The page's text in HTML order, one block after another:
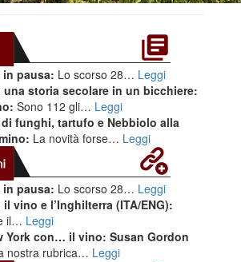
in pausa: Lo scorso 28… Leggi
una storia secolare in un bicchiere:
Sono 112 gli… Leggi
funghi, tartufo e Nebbiolo alla
La novità forse… Leggi
in pausa: Lo scorso 28… Leggi
vino e l’Inghilterra (ITA/ENG):
il… Leggi
York con… il vino: Susan Gordon
nostra rubrica… Leggi